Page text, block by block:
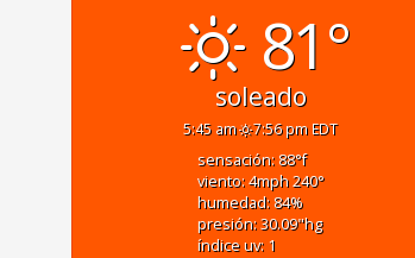
81°
soleado
5:45 am 7:56 pm EDT
sensación: 88°f
viento: 4mph240°
humedad: 84%
presión: 30.09"hg
índice uv: 1